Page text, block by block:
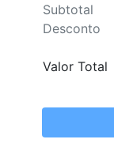
Subtotal
Desconto
Valor Total